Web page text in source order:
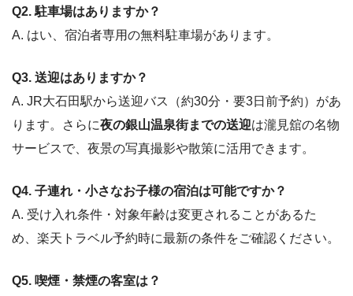
Q2. 駐車場はありますか？
A. はい、宿泊者専用の無料駐車場があります。
Q3. 送迎はありますか？
A. JR大石田駅から送迎バス（約30分・要3日前予約）があ
ります。さらに夜の銀山温泉街までの送迎は瀧見舘の名物
サービスで、夜景の写真撮影や散策に活用できます。
Q4. 子連れ・小さなお子様の宿泊は可能ですか？
A. 受け入れ条件・対象年齢は変更されることがあるた
め、楽天トラベル予約時に最新の条件をご確認ください。
Q5. 喫煙・禁煙の客室は？